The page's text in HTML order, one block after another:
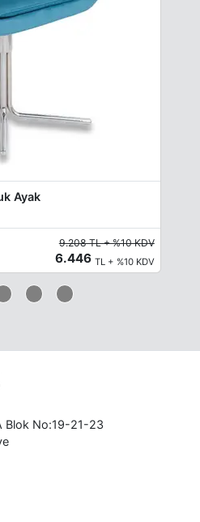
Ayak
9.208 TL + %10 KDV
6.446 TL + %10 KDV
Blok No:19-21-23